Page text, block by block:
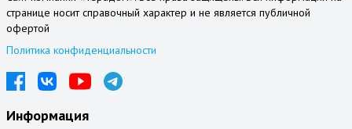
странице носит справочный характер и не является публичной
офертой
Политика конфиденциальности
Информация